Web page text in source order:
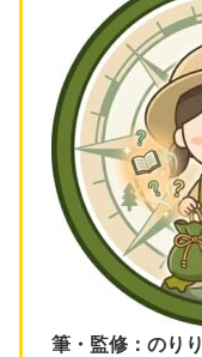
筆・監修：のり